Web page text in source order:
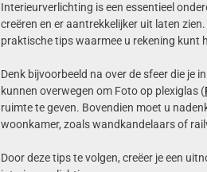
Interieurverlichting is een essentieel
creëren en er aantrekkelijker uit laten
praktische tips waarmee u rekening kunt
Denk bijvoorbeeld na over de sfeer die je
kunnen overwegen om Foto op plexiglas (
ruimte te geven. Bovendien moet u
woonkamer, zoals wandkandelaars of
Door deze tips te volgen, creëer je een